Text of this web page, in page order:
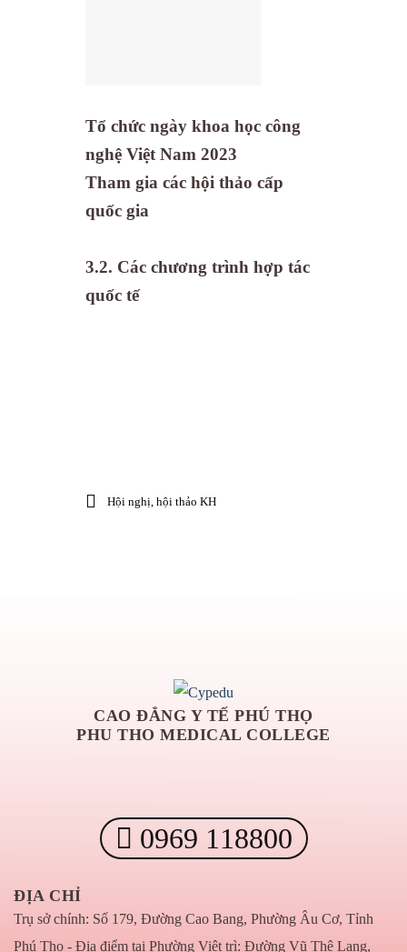
Tổ chức ngày khoa học công
nghệ Việt Nam 2023
Tham gia các hội thảo cấp
quốc gia
3.2. Các chương trình hợp tác
quốc tế
Hội nghị, hội thảo KH
CAO ĐẲNG Y TẾ PHÚ THỌ
PHU THO MEDICAL COLLEGE
0969 118800
ĐỊA CHỈ
Trụ sở chính: Số 179, Đường Cao Bang, Phường Âu Cơ, Tỉnh
Phú Thọ - Địa điểm tại Phường Việt trì: Đường Vũ Thê Lang,